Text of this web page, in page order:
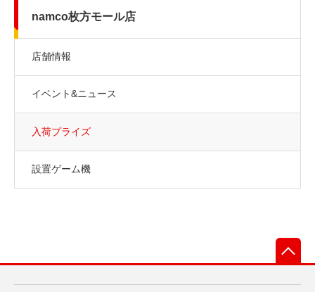
namco枚方モール店
店舗情報
イベント&ニュース
入荷プライズ
設置ゲーム機